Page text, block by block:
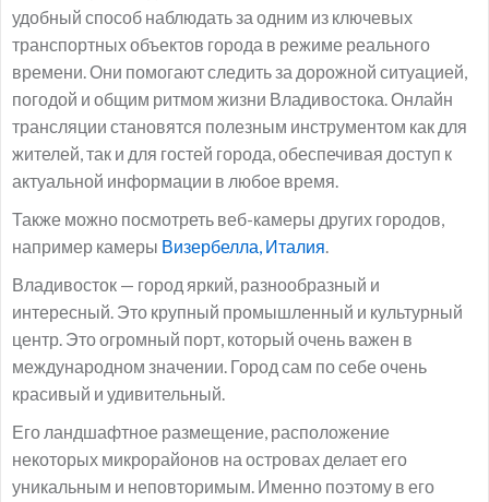
удобный способ наблюдать за одним из ключевых
транспортных объектов города в режиме реального
времени. Они помогают следить за дорожной ситуацией,
погодой и общим ритмом жизни Владивостока. Онлайн
трансляции становятся полезным инструментом как для
жителей, так и для гостей города, обеспечивая доступ к
актуальной информации в любое время.
Также можно посмотреть веб-камеры других городов,
например камеры Визербелла, Италия.
Владивосток — город яркий, разнообразный и
интересный. Это крупный промышленный и культурный
центр. Это огромный порт, который очень важен в
международном значении. Город сам по себе очень
красивый и удивительный.
Его ландшафтное размещение, расположение
некоторых микрорайонов на островах делает его
уникальным и неповторимым. Именно поэтому в его